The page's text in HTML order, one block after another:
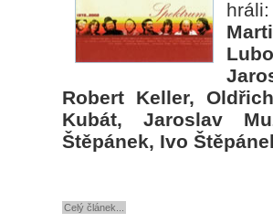
Robert Keller,
Kubát, Jaroslav
Štěpánek, Ivo
Celý článek...